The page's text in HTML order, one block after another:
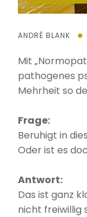
ANDRÉ BLANK
Mit
pathogenes
Mehrheit so
Frage:
Beruhigt in
Oder ist es
Antwort:
Das ist ganz
nicht freiwillig